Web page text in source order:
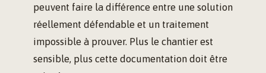
peuvent faire la différence entre une solution
réellement défendable et un traitement
impossible à prouver. Plus le chantier est
sensible, plus cette documentation doit être